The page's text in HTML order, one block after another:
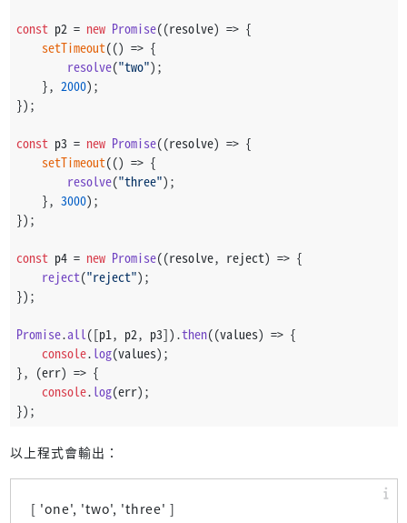
const p2 = new Promise((resolve) => {
setTimeout(() => {
resolve("two");
    },
2000);
});
const p3 = new Promise((resolve) => {
setTimeout(() => {
resolve("three");
    },
3000);
});
const p4 = new Promise((resolve, reject) => {
reject("reject");
});
Promise.all([p1, p2, p3]).then((values) => {
console. log(values);
}, (err) => {
console. log(err);
});
以上程式會輸出：
[ 'one', 'two', 'three' ]